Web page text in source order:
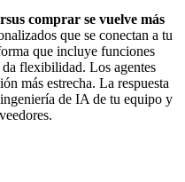
comprar se vuelve más
que se conectan a tu
que incluye funciones
flexibilidad. Los agentes
más estrecha. La respuesta
de IA de tu equipo y